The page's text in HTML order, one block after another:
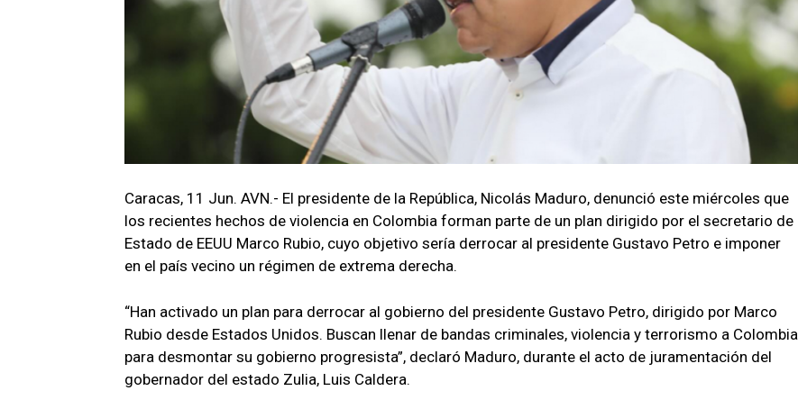
Caracas, 11 Jun. AVN.- El presidente de la República, Nicolás Maduro, denunció este miércoles que
los recientes hechos de violencia en Colombia forman parte de un plan dirigido por el secretario de
Estado de EEUU Marco Rubio, cuyo objetivo sería derrocar al presidente Gustavo Petro e imponer
en el país vecino un régimen de extrema derecha.
“Han activado un plan para derrocar al gobierno del presidente Gustavo Petro, dirigido por Marco
Rubio desde Estados Unidos. Buscan llenar de bandas criminales, violencia y terrorismo a Colombia
para desmontar su gobierno progresista”, declaró Maduro, durante el acto de juramentación del
gobernador del estado Zulia, Luis Caldera.